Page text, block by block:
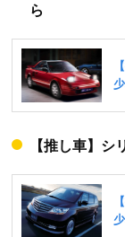
ら
【推し車】シ